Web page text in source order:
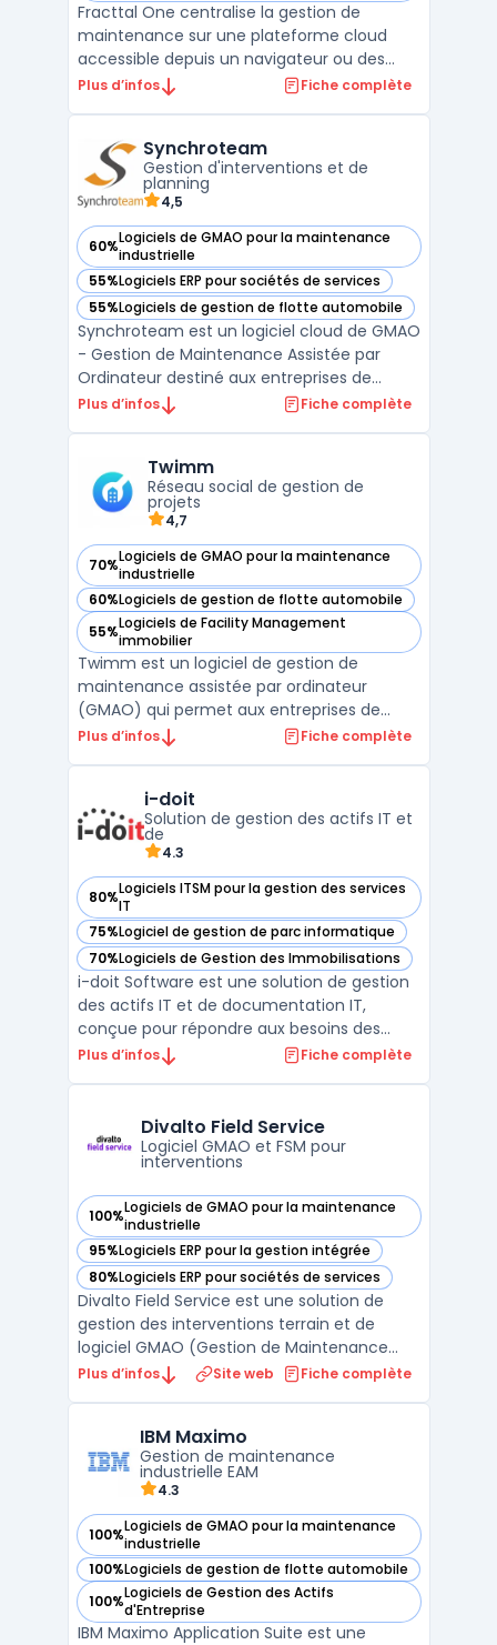
Fracttal One centralise la gestion de
maintenance sur une plateforme cloud
accessible depuis un navigateur ou des
applications mobiles, adaptée aux
industriels ou immobiliers. La solution cible
les environnements multi-sites, ...
Plus d’infos Fiche complète
Synchroteam
Gestion d'interventions et de
planning
4,5
60%Logiciels de GMAO pour la maintenance
industrielle
— voir Synchroteam dans cette catégorie
55%Logiciels ERP pour sociétés de services
— voir Synchroteam dans cette catégorie
55%Logiciels de gestion de flotte automobile
— voir Synchroteam dans cette catégorie
Synchroteam est un logiciel cloud de GMAO
- Gestion de Maintenance Assistée par
Ordinateur destiné aux entreprises de
toutes tailles. Il offre des fonctionnalités
stocks et des pièces de rechange, ainsi
qu'une interfac ...
Plus d’infos Fiche complète
Twimm
Réseau social de gestion de
projets
4,7
70%Logiciels de GMAO pour la maintenance
industrielle
— voir Twimm dans cette catégorie
60%Logiciels de gestion de flotte automobile
— voir Twimm dans cette catégorie
55%Logiciels de Facility Management
immobilier
— voir Twimm dans cette catégorie
Twimm est un logiciel de gestion de
maintenance assistée par ordinateur
(GMAO) qui permet aux entreprises de
gérer efficacement leurs équipements et
planification de la maintenance, la gestion
des stocks et la gestion ...
Plus d’infos Fiche complète
i-doit
Solution de gestion des actifs IT et
de
4.3
80%Logiciels ITSM pour la gestion des services
IT
— voir i-doit dans cette catégorie
75%Logiciel de gestion de parc informatique
— voir i-doit dans cette catégorie
70%Logiciels de Gestion des Immobilisations
— voir i-doit dans cette catégorie
i-doit Software est une solution de gestion
des actifs IT et de documentation IT,
conçue pour répondre aux besoins des
entreprises en matière de CMDB
structurer toutes les informations relatives
aux infrastructures inform ...
Plus d’infos Fiche complète
Divalto Field Service
Logiciel GMAO et FSM pour
interventions
100%Logiciels de GMAO pour la maintenance
industrielle
— voir Divalto Field Service dans cette catégorie
95%Logiciels ERP pour la gestion intégrée
— voir Divalto Field Service dans cette catégorie
80%Logiciels ERP pour sociétés de services
— voir Divalto Field Service dans cette catégorie
Divalto Field Service est une solution de
gestion des interventions terrain et de
logiciel GMAO (Gestion de Maintenance
Assistée par Ordinateur) éditée par Divalto,
d'installation et de SAV qui coordonnent des
technici ...
Plus d’infos Site web Fiche complète
IBM Maximo
Gestion de maintenance
industrielle EAM
4.3
100%Logiciels de GMAO pour la maintenance
industrielle
— voir IBM Maximo dans cette catégorie
100%Logiciels de gestion de flotte automobile
— voir IBM Maximo dans cette catégorie
100%Logiciels de Gestion des Actifs
d'Entreprise
— voir IBM Maximo dans cette catégorie
IBM Maximo Application Suite est une